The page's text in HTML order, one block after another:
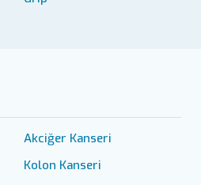
Akciğer Kanseri
Kolon Kanseri